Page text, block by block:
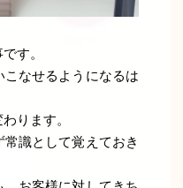
です。
こなせるようになるは
ります。
識として覚えておき